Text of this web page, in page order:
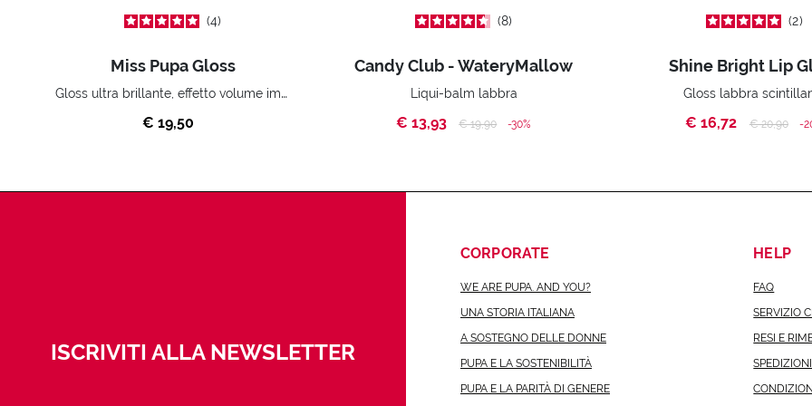
4
Miss Pupa Gloss
Gloss ultra brillante, effetto volume immediato.
€ 19,50
8
Candy Club - WateryMallow
Liqui-balm labbra
€ 13,93 Price reduced from
€ 19,90to -30%
2
Shine Bright Lip
Gloss labbra
€ 16,72 Price
€ 20,90to -
ISCRIVITI ALLA NEWSLETTER
CORPORATE
WE ARE PUPA. AND YOU?
UNA STORIA ITALIANA
A SOSTEGNO DELLE DONNE
PUPA E LA SOSTENIBILITÀ
PUPA E LA PARITÀ DI GENERE
HELP
FAQ
SERVIZIO
RESI E
SPEDIZIONI